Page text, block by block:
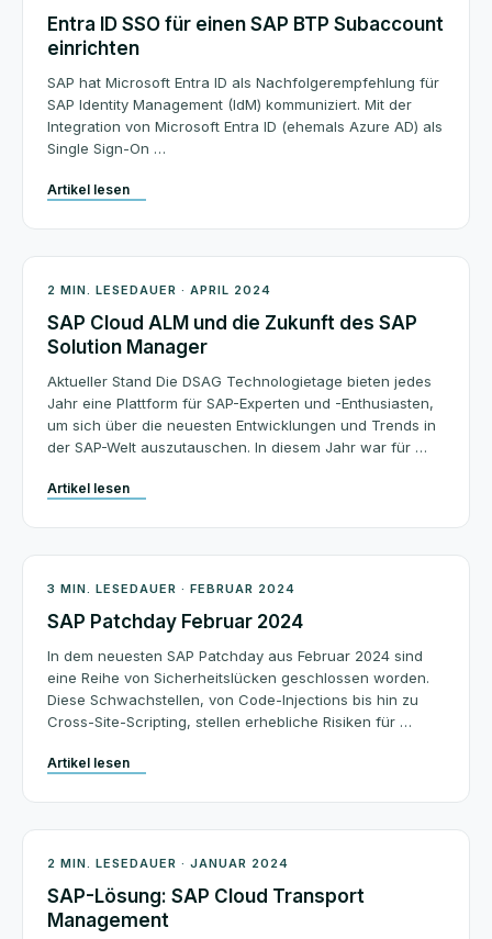
Entra ID SSO für einen SAP BTP Subaccount
einrichten
SAP hat Microsoft Entra ID als Nachfolgerempfehlung für
SAP Identity Management (IdM) kommuniziert. Mit der
Integration von Microsoft Entra ID (ehemals Azure AD) als
Single Sign-On …
Artikel lesen
Architektur
2 MIN. LESEDAUER · APRIL 2024
SAP Cloud ALM und die Zukunft des SAP
Solution Manager
Aktueller Stand Die DSAG Technologietage bieten jedes
Jahr eine Plattform für SAP-Experten und -Enthusiasten,
um sich über die neuesten Entwicklungen und Trends in
der SAP-Welt auszutauschen. In diesem Jahr war für …
Artikel lesen
Patchday
3 MIN. LESEDAUER · FEBRUAR 2024
SAP Patchday Februar 2024
In dem neuesten SAP Patchday aus Februar 2024 sind
eine Reihe von Sicherheitslücken geschlossen worden.
Diese Schwachstellen, von Code-Injections bis hin zu
Cross-Site-Scripting, stellen erhebliche Risiken für …
Artikel lesen
Architektur
2 MIN. LESEDAUER · JANUAR 2024
SAP-Lösung: SAP Cloud Transport
Management